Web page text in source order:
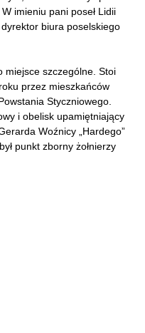
imieniu pani poseł Lidii
biura poselskiego
miejsce szczególne. Stoi
przez mieszkańców
Styczniowego.
i obelisk upamiętniający
Woźnicy „Hardego”
punkt zborny żołnierzy